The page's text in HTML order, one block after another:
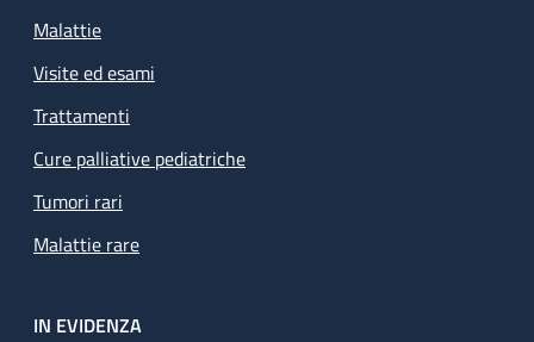
Malattie
Visite ed esami
Trattamenti
Cure palliative pediatriche
Tumori rari
Malattie rare
IN EVIDENZA